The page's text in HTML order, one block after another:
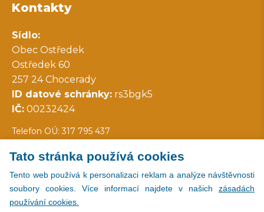
Tato stránka používá cookies
Tento web používá k personalizaci reklam a analýze návštěvnosti
soubory cookies. Více informací najdete v našich zásadách
používání cookies.
Kontakty
Sídlo:
Obec Ostředek
Ostředek 60
257 24 Chocerady
ID datové schránky: rs3bgk5
IČ: 00232424
Telefon OÚ: 317 795 437
Všechny kontakty